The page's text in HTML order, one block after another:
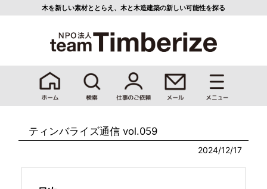
木を新しい素材ととらえ、 木と木造建築の新しい可能性を探る
ティンバライズ通信 vol.059
2024/12/17